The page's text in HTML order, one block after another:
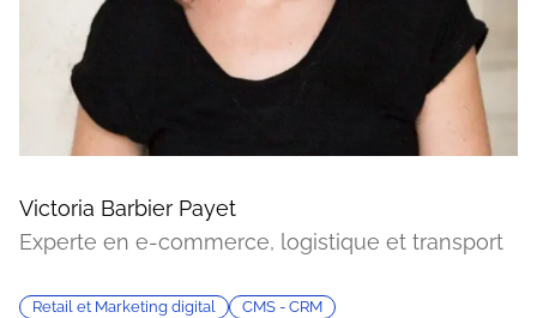
Victoria Barbier Payet
Experte en e-commerce, logistique et transport
Retail et Marketing digital
CMS - CRM